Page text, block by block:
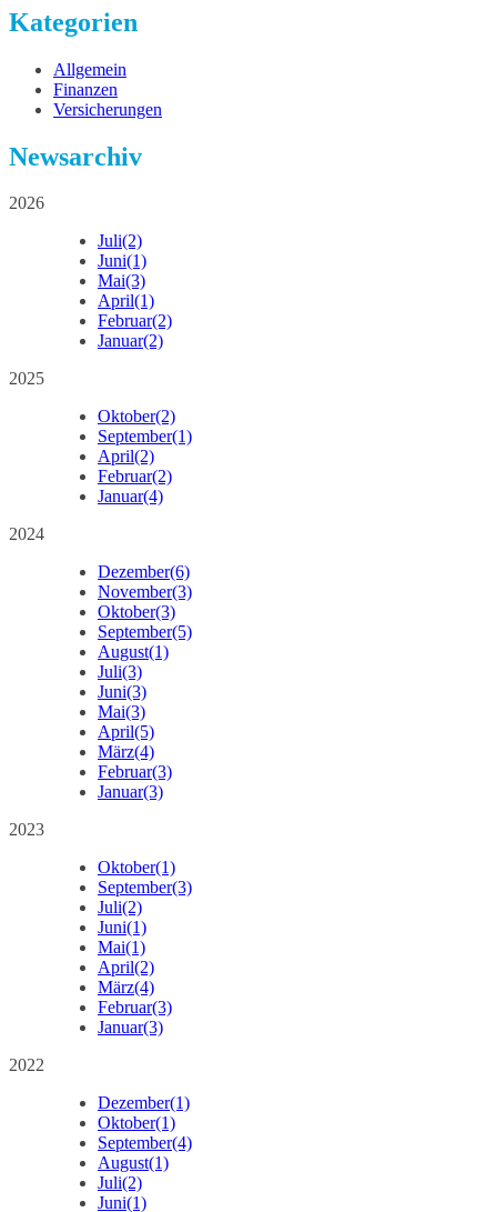
Kategorien
Allgemein
Finanzen
Versicherungen
Newsarchiv
2026
Juli(2)
Juni(1)
Mai(3)
April(1)
Februar(2)
Januar(2)
2025
Oktober(2)
September(1)
April(2)
Februar(2)
Januar(4)
2024
Dezember(6)
November(3)
Oktober(3)
September(5)
August(1)
Juli(3)
Juni(3)
Mai(3)
April(5)
März(4)
Februar(3)
Januar(3)
2023
Oktober(1)
September(3)
Juli(2)
Juni(1)
Mai(1)
April(2)
März(4)
Februar(3)
Januar(3)
2022
Dezember(1)
Oktober(1)
September(4)
August(1)
Juli(2)
Juni(1)